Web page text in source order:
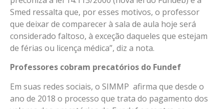
Smed ressalta que, por esses motivos, o professor
que deixar de comparecer à sala de aula hoje será
considerado faltoso, à exceção daqueles que estejam
de férias ou licença médica”, diz a nota.
Professores cobram precatórios do Fundef
Em suas redes sociais, o SIMMP afirma que desde o
ano de 2018 o processo que trata do pagamento dos